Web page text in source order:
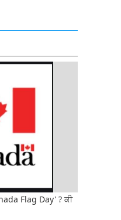
Flag Day' ? ਕੀ